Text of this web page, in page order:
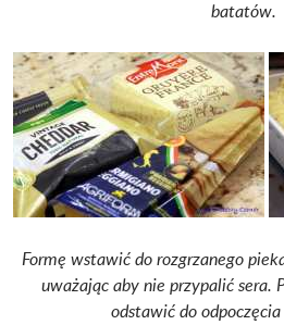
batatów.
Formę wstawić do rozgrzanego
uważając aby nie przypalić sera.
odstawić do